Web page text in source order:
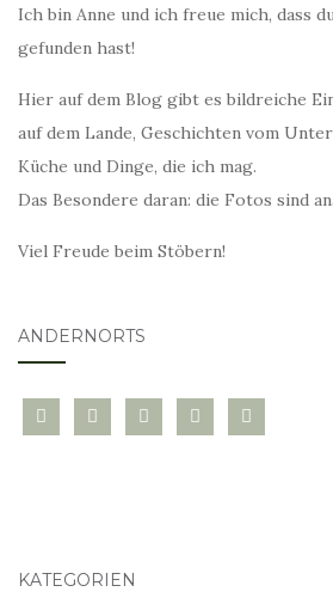
Ich bin Anne und ich freue mich, dass
gefunden hast!
Hier auf dem Blog gibt es bildreiche
auf dem Lande, Geschichten vom
Küche und Dinge, die ich mag.
Das Besondere daran: die Fotos sind
Viel Freude beim Stöbern!
ANDERNORTS
bloglovininstagramtwitter pinterest
mail
KATEGORIEN